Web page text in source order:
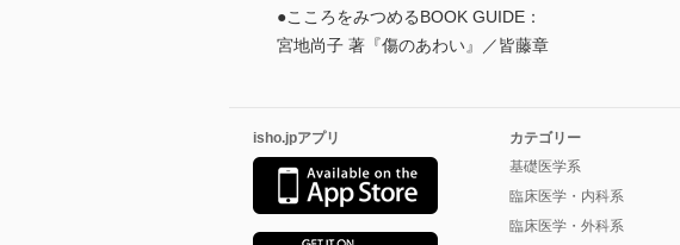
●こころをみつめるBOOK GUIDE：
宮地尚子 著『傷のあわい』／皆藤章
isho.jpアプリ
カテゴリー
基礎医学系
臨床医学・内科系
臨床医学・外科系